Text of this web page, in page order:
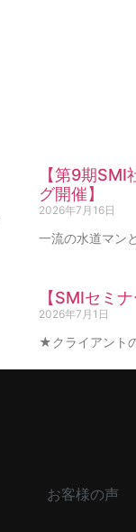
【第9期
グ開催】
2026年7月16日
一流の水道マン
【SMIセミ
2026年7月1日
★クライアント
お客様の声